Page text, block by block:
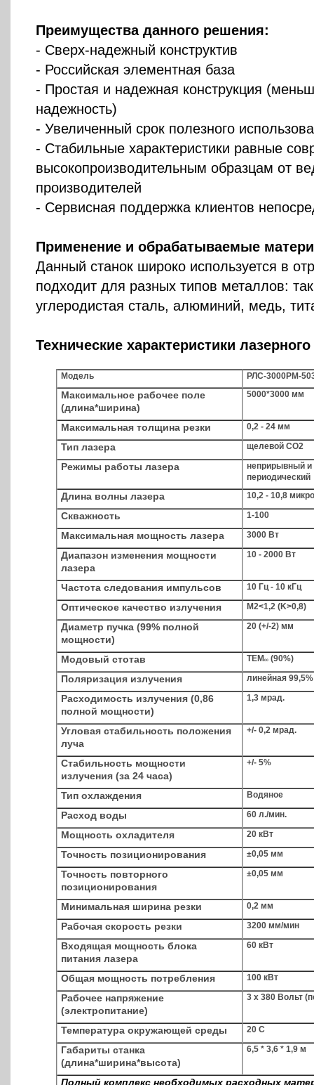
Преимущества данного решения:
- Сверх-надежный конструктив
- Российская элементная база
- Простая и надежная конструкция
надежность)
- Увеличенный срок полезного
- Стабильные характеристики равные
высокопроизводительным образцам от
производителей
- Сервисная поддержка клиентов
Применение и обрабатываемые
Данный станок широко используется в
подходит для разных типов металлов:
углеродистая сталь, алюминий, медь,
Технические характеристики
Модель РЛС-3000РМ-
Максимальное рабочее поле
(длина*ширина)
5000*3000 мм
Максимальная толщина резки 0,2 - 24 мм
Тип лазера щелевой CO2
Режимы работы лазера
неприрывный и
периодический
Длина волны лазера 10,2 - 10,8
Скважность 1-100
Максимальная мощность лазера 3000 Вт
Диапазон изменения мощности
лазера
10 - 2000 Вт
Частота следования импульсов 10 Гц - 10 кГц
Оптическое качество излучения М2<1,2 (K>0,8)
Диаметр пучка (99% полной
мощности)
20 (+/-2) мм
Модовый стотав ТЕМ 00 (90%)
Поляризация излучения линейная 99,5%
Расходимость излучения (0,86
полной мощности)
1,3 мрад.
Угловая стабильность положения
луча
+/- 0,2 мрад.
Стабильность мощности
излучения (за 24 часа)
+/- 5%
Тип охлаждения Водяное
Расход воды 60 л./мин.
Мощность охладителя 20 кВт
Точность позиционирования ±0,05 мм
Точность повторного
позиционирования
±0,05 мм
Минимальная ширина резки 0,2 мм
Рабочая скорость резки 3200 мм/мин
Входящая мощность блока
питания лазера
60 кВт
Общая мощность потребления 100 кВт
Рабочее напряжение
(электропитание)
3 х 380 Вольт
Температура окружающей среды 20 С
Габариты станка
(длина*ширина*высота)
6,5 * 3,6 * 1,9 м
Полный комплекс необходимых расходных